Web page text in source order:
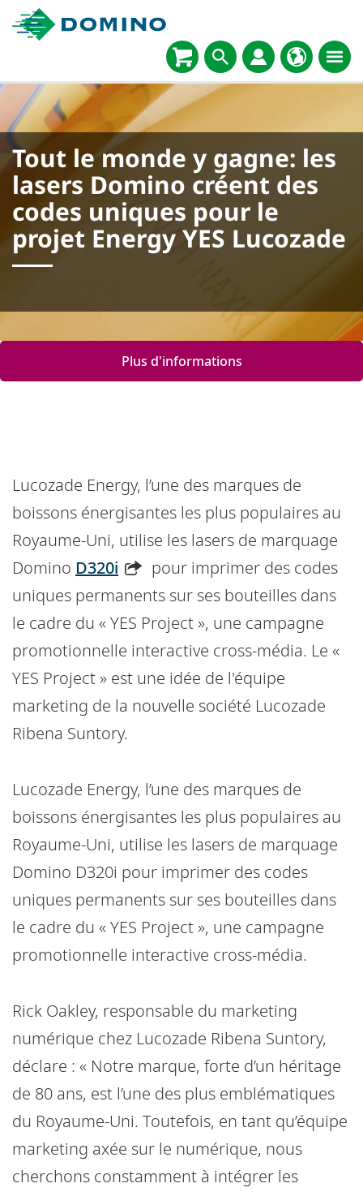
Tout le monde y gagne: les
lasers Domino créent des
codes uniques pour le
projet Energy YES Lucozade
Plus d'informations
Lucozade Energy, l’une des marques de
boissons énergisantes les plus populaires au
Royaume-Uni, utilise les lasers de marquage
Domino D320i
pour imprimer des codes
uniques permanents sur ses bouteilles dans
le cadre du « YES Project », une campagne
promotionnelle interactive cross-média. Le «
YES Project » est une idée de l'équipe
marketing de la nouvelle société Lucozade
Ribena Suntory.
Lucozade Energy, l’une des marques de
boissons énergisantes les plus populaires au
Royaume-Uni, utilise les lasers de marquage
Domino D320i pour imprimer des codes
uniques permanents sur ses bouteilles dans
le cadre du « YES Project », une campagne
promotionnelle interactive cross-média.
Rick Oakley, responsable du marketing
numérique chez Lucozade Ribena Suntory,
déclare : « Notre marque, forte d’un héritage
de 80 ans, est l’une des plus emblématiques
du Royaume-Uni. Toutefois, en tant qu’équipe
marketing axée sur le numérique, nous
cherchons constamment à intégrer les